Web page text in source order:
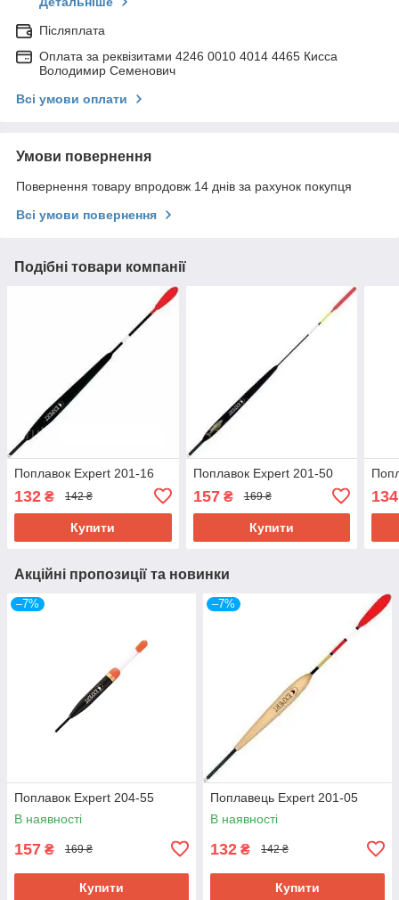
Післяплата
Оплата за реквізитами 4246 0010 4014 4465 Кисса
Володимир Семенович
Всі умови оплати
Умови повернення
Повернення товару впродовж 14 днів за рахунок покупця
Всі умови повернення
Подібні товари компанії
Поплавок Expert 201-16
132 ₴ 142 ₴
Купити
Поплавок Expert 201-50
157₴ 169 ₴
Купити
134
Акційні пропозиції та новинки
–7%
Поплавок Expert 204-55
В наявності
157 ₴ 169 ₴
Купити
–7%
Поплавець Expert 201-05
В наявності
132 ₴ 142 ₴
Купити